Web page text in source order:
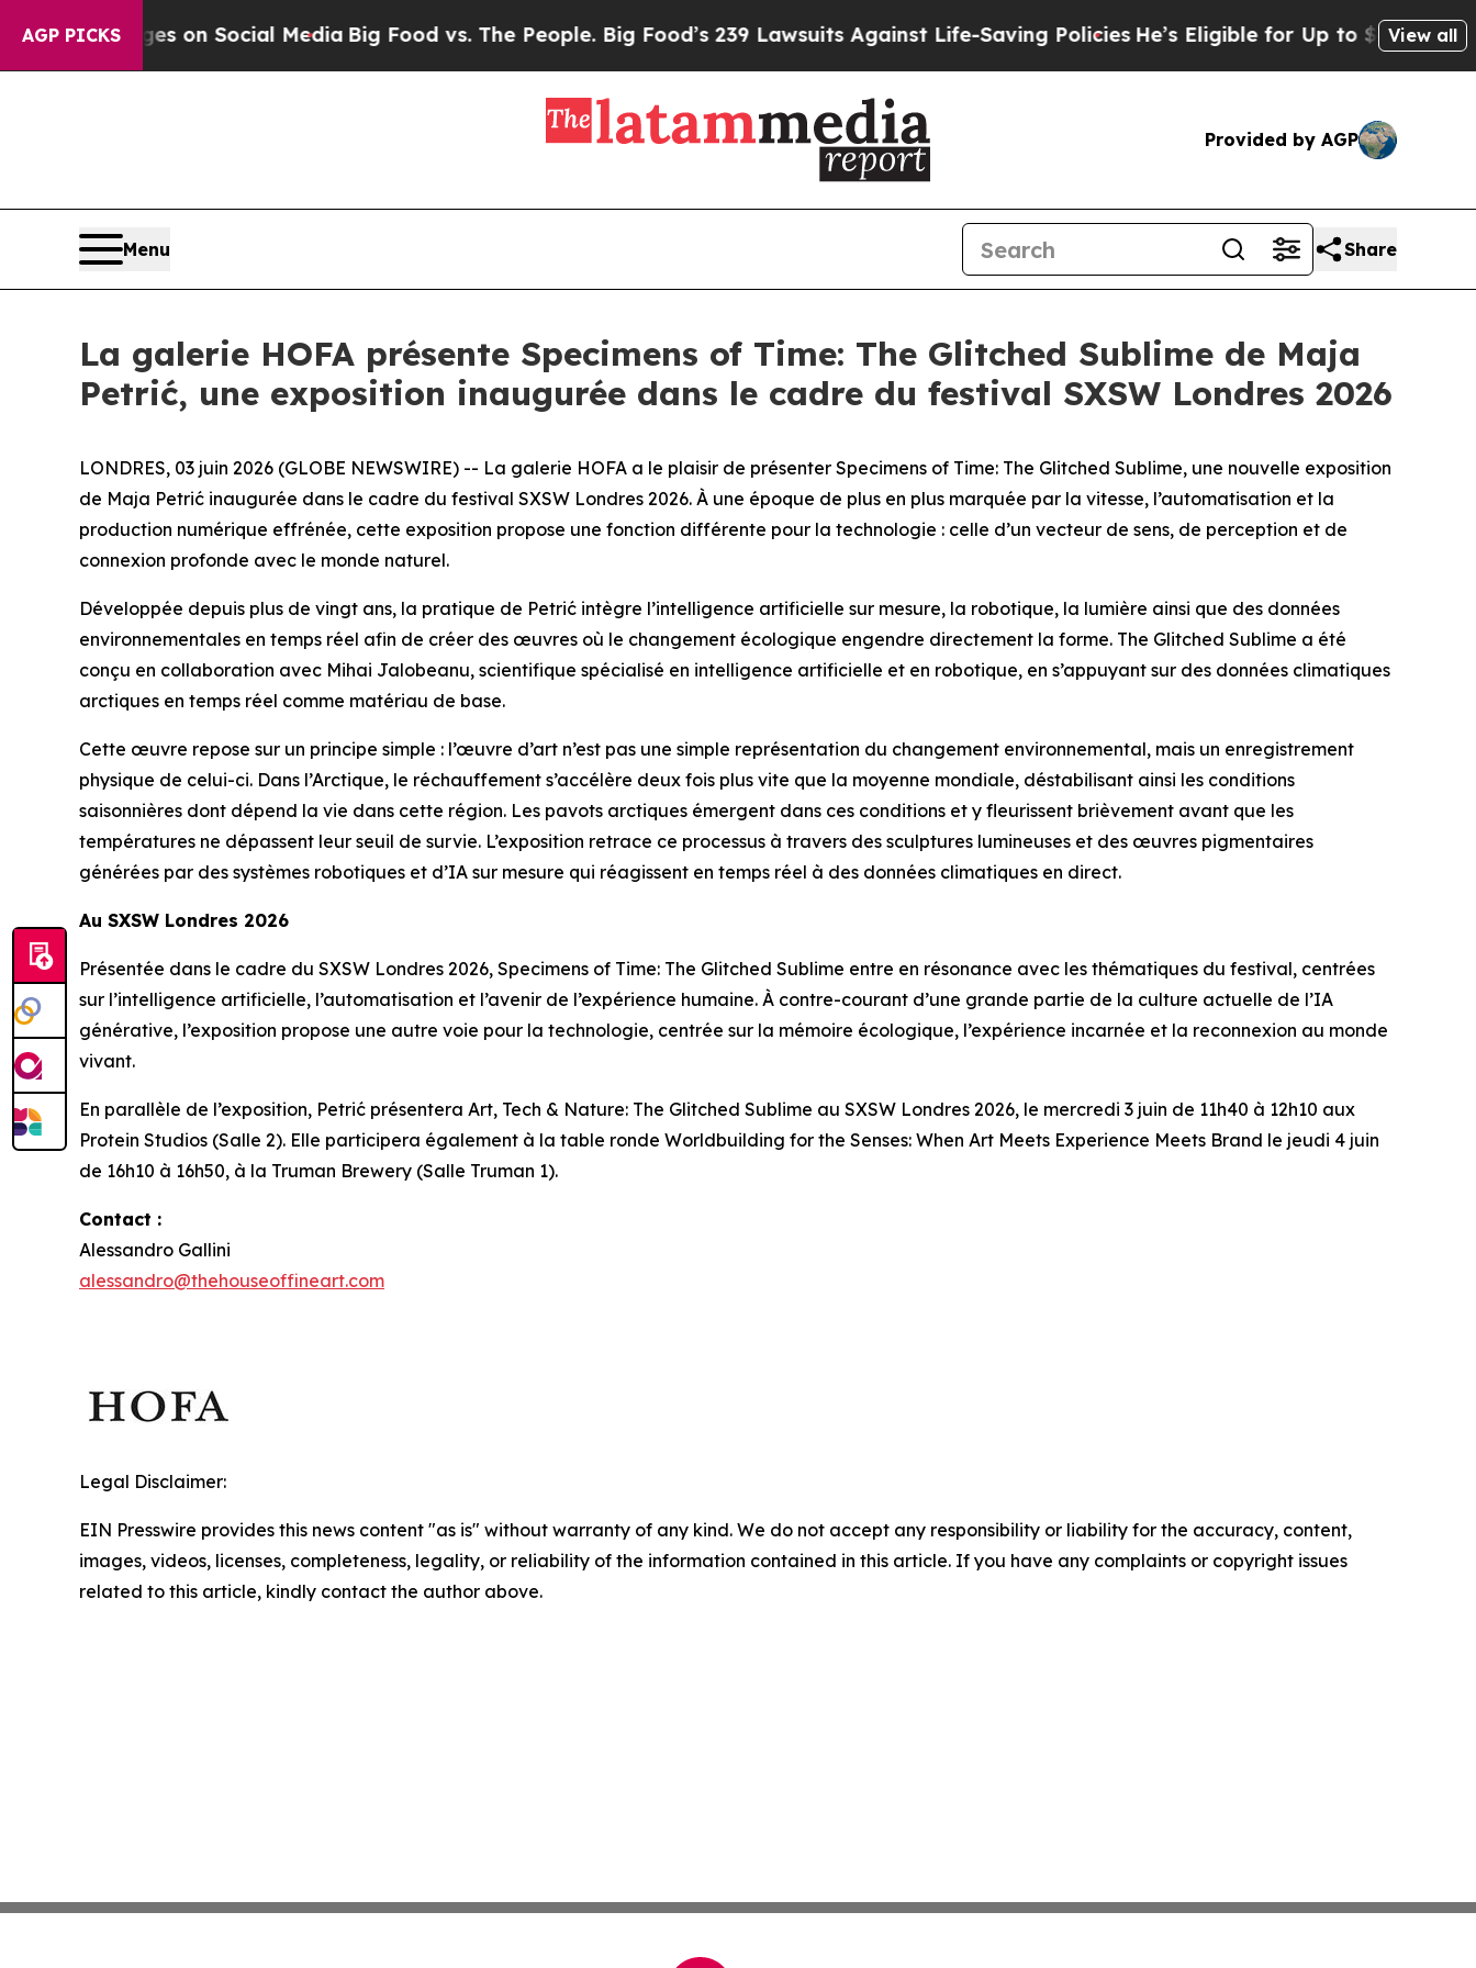
AGP PICKS
Messages on Social MediaBig Food vs. The People. Big Food’s 239 Lawsuits Against Life-Saving PoliciesHe’s Eligible for Up to $480,000 After
View all
Provided by AGP
Menu Share
La galerie HOFA présente Specimens of Time: The Glitched Sublime de Maja
Petrić, une exposition inaugurée dans le cadre du festival SXSW Londres 2026
LONDRES, 03 juin 2026 (GLOBE NEWSWIRE) -- La galerie HOFA a le plaisir de présenter Specimens of Time: The Glitched Sublime, une nouvelle exposition
de Maja Petrić inaugurée dans le cadre du festival SXSW Londres 2026. À une époque de plus en plus marquée par la vitesse, l’automatisation et la
production numérique effrénée, cette exposition propose une fonction différente pour la technologie : celle d’un vecteur de sens, de perception et de
connexion profonde avec le monde naturel.
Développée depuis plus de vingt ans, la pratique de Petrić intègre l’intelligence artificielle sur mesure, la robotique, la lumière ainsi que des données
environnementales en temps réel afin de créer des œuvres où le changement écologique engendre directement la forme. The Glitched Sublime a été
conçu en collaboration avec Mihai Jalobeanu, scientifique spécialisé en intelligence artificielle et en robotique, en s’appuyant sur des données climatiques
arctiques en temps réel comme matériau de base.
Cette œuvre repose sur un principe simple : l’œuvre d’art n’est pas une simple représentation du changement environnemental, mais un enregistrement
physique de celui-ci. Dans l’Arctique, le réchauffement s’accélère deux fois plus vite que la moyenne mondiale, déstabilisant ainsi les conditions
saisonnières dont dépend la vie dans cette région. Les pavots arctiques émergent dans ces conditions et y fleurissent brièvement avant que les
températures ne dépassent leur seuil de survie. L’exposition retrace ce processus à travers des sculptures lumineuses et des œuvres pigmentaires
générées par des systèmes robotiques et d’IA sur mesure qui réagissent en temps réel à des données climatiques en direct.
Au SXSW Londres 2026
Présentée dans le cadre du SXSW Londres 2026, Specimens of Time: The Glitched Sublime entre en résonance avec les thématiques du festival, centrées
sur l’intelligence artificielle, l’automatisation et l’avenir de l’expérience humaine. À contre-courant d’une grande partie de la culture actuelle de l’IA
générative, l’exposition propose une autre voie pour la technologie, centrée sur la mémoire écologique, l’expérience incarnée et la reconnexion au monde
vivant.
En parallèle de l’exposition, Petrić présentera Art, Tech & Nature: The Glitched Sublime au SXSW Londres 2026, le mercredi 3 juin de 11h40 à 12h10 aux
Protein Studios (Salle 2). Elle participera également à la table ronde Worldbuilding for the Senses: When Art Meets Experience Meets Brand le jeudi 4 juin
de 16h10 à 16h50, à la Truman Brewery (Salle Truman 1).
Contact :
Alessandro Gallini
alessandro@thehouseoffineart.com
Legal Disclaimer:
EIN Presswire provides this news content "as is" without warranty of any kind. We do not accept any responsibility or liability for the accuracy, content,
images, videos, licenses, completeness, legality, or reliability of the information contained in this article. If you have any complaints or copyright issues
related to this article, kindly contact the author above.